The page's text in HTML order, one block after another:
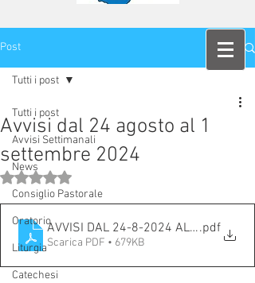
Post
Tutti i post
Avvisi Settimanali
News
Consiglio Pastorale
Oratorio
Liturgia
Catechesi
Tutti i post
Avvisi dal 24 agosto al 1
settembre 2024
Valutazione NaN stelle su 5.
AVVISI DAL 24-8-2024 AL 01-9-2024
.pdf
Scarica PDF • 679KB